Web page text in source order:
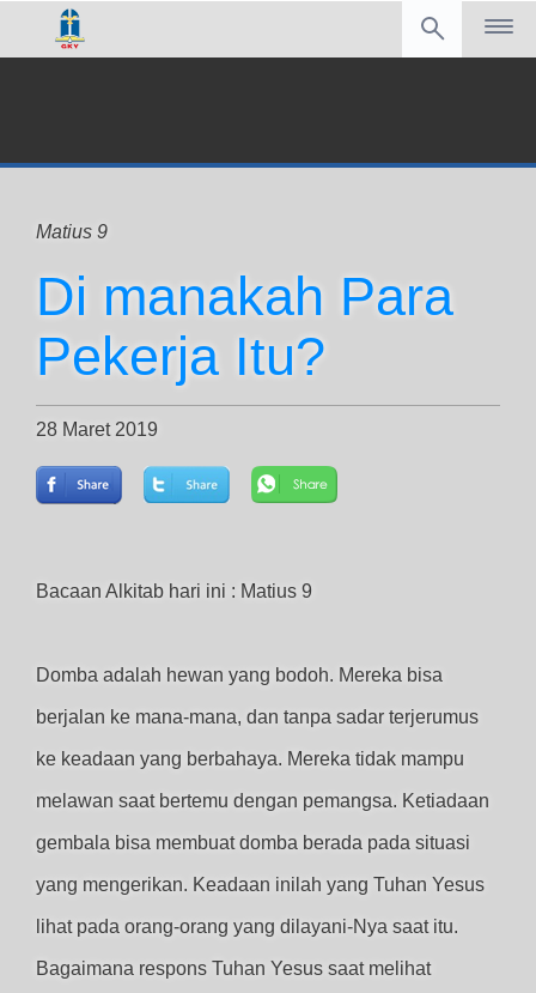
Matius 9
Di manakah Para
Pekerja Itu?
28 Maret 2019
Bacaan Alkitab hari ini : Matius 9
Domba adalah hewan yang bodoh. Mereka bisa
berjalan ke mana-mana, dan tanpa sadar terjerumus
ke keadaan yang berbahaya. Mereka tidak mampu
melawan saat bertemu dengan pemangsa. Ketiadaan
gembala bisa membuat domba berada pada situasi
yang mengerikan. Keadaan inilah yang Tuhan Yesus
lihat pada orang-orang yang dilayani-Nya saat itu.
Bagaimana respons Tuhan Yesus saat melihat